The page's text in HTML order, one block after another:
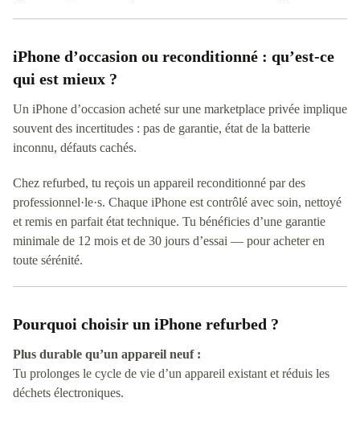
iPhone d’occasion ou reconditionné : qu’est-ce
qui est mieux ?
Un iPhone d’occasion acheté sur une marketplace privée implique
souvent des incertitudes : pas de garantie, état de la batterie
inconnu, défauts cachés.
Chez refurbed, tu reçois un appareil reconditionné par des
professionnel·le·s. Chaque iPhone est contrôlé avec soin, nettoyé
et remis en parfait état technique. Tu bénéficies d’une garantie
minimale de 12 mois et de 30 jours d’essai — pour acheter en
toute sérénité.
Pourquoi choisir un iPhone refurbed ?
Plus durable qu’un appareil neuf :
Tu prolonges le cycle de vie d’un appareil existant et réduis les
déchets électroniques.